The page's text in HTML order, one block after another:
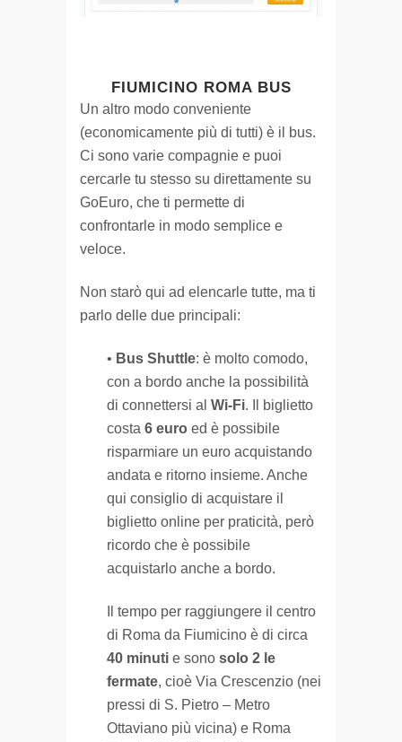
FIUMICINO ROMA BUS
Un altro modo conveniente
(economicamente più di tutti) è il bus.
Ci sono varie compagnie e puoi
cercarle tu stesso su direttamente su
GoEuro, che ti permette di
confrontarle in modo semplice e
veloce.
Non starò qui ad elencarle tutte, ma ti
parlo delle due principali:
• Bus Shuttle: è molto comodo,
con a bordo anche la possibilità
di connettersi al Wi-Fi. Il biglietto
costa 6 euro ed è possibile
risparmiare un euro acquistando
andata e ritorno insieme. Anche
qui consiglio di acquistare il
biglietto online per praticità, però
ricordo che è possibile
acquistarlo anche a bordo.
Il tempo per raggiungere il centro
di Roma da Fiumicino è di circa
40 minuti e sono solo 2 le
fermate, cioè Via Crescenzio (nei
pressi di S. Pietro – Metro
Ottaviano più vicina) e Roma